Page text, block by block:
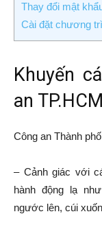
Thay đổi mật
Cài đặt chương
Khuyến
an TP.HCM
Công an Thành
– Cảnh giác với
hành động lạ
ngước lên, cúi